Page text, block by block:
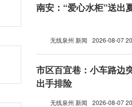
南安：“爱心水柜”送出
无线泉州 新闻 2026-08-07
市区百宜巷：小车路边
出手排险
无线泉州 新闻 2026-08-07